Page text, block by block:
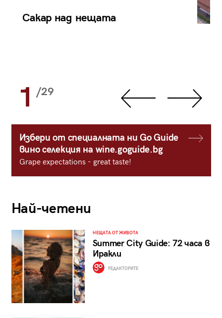
Сакар над нещата
1 /29
Избери от специалната ни Go Guide
вино селекция на wine.goguide.bg
Grape expectations - great taste!
Най-четени
НЕЩАТА ОТ ЖИВОТА
Summer City Guide: 72 часа в
Иракли
РЕДАКТОРИТЕ